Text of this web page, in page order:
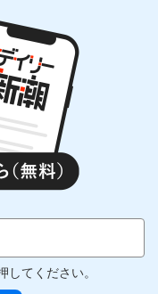
してください。